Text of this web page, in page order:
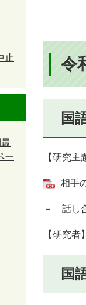
令
国
【研究主
相手
－ 話し
【研究
国
止
ー